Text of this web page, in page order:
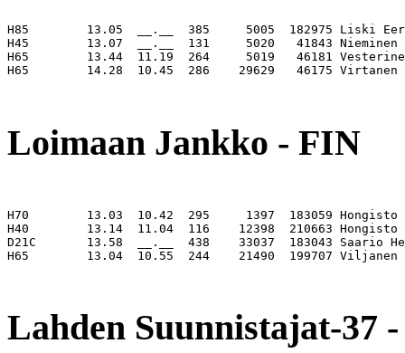
H85        13.05  __.__  385     5005  182975
H45        13.07  __.__  131     5020   41843
H65        13.44  11.19  264     5019   46181
H65        14.28  10.45  286    29629   46175
Loimaan Jankko - FIN
H70        13.03  10.42  295     1397  183059
H40        13.14  11.04  116    12398  210663
D21C       13.58  __.__  438    33037  183043
H65        13.04  10.55  244    21490  199707
Lahden Suunnistajat-37